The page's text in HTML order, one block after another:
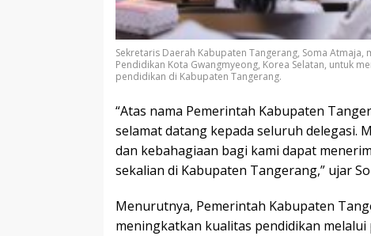
Sekretaris Daerah Kabupaten Tangerang, Soma
Pendidikan Kota Gwangmyeong, Korea Selatan, untuk
pendidikan di Kabupaten Tangerang.
“Atas nama Pemerintah Kabupaten
selamat datang kepada seluruh delegasi.
dan kebahagiaan bagi kami dapat
sekalian di Kabupaten Tangerang,” ujar
Menurutnya, Pemerintah Kabupaten
meningkatkan kualitas pendidikan